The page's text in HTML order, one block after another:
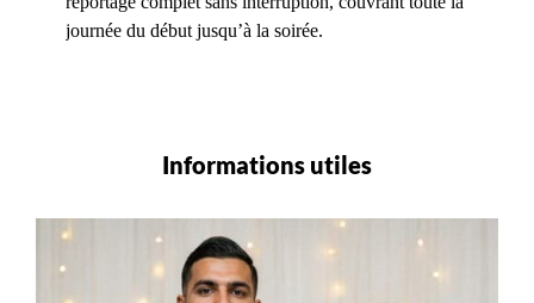
journée du début jusqu’à la soirée.
Informations utiles